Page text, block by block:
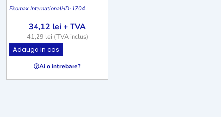
Ekomax InternationalHD-1704
34,12 lei+ TVA
41,29 lei (TVA inclus)
Adauga in cos
Ai o intrebare?